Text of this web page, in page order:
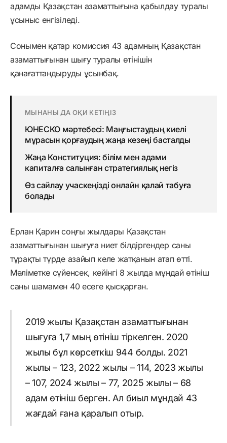
адамды Қазақстан азаматтығына қабылдау туралы
ұсыныс енгізіледі.
Сонымен қатар комиссия 43 адамның Қазақстан
азаматтығынан шығу туралы өтінішін
қанағаттандыруды ұсынбақ.
МЫНАНЫ ДА ОҚИ КЕТІҢІЗ
ЮНЕСКО мәртебесі: Маңғыстаудың киелі
мұрасын қорғаудың жаңа кезеңі басталды
Жаңа Конституция: білім мен адами
капиталға салынған стратегиялық негіз
Өз сайлау учаскеңізді онлайн қалай табуға
болады
Ерлан Қарин соңғы жылдары Қазақстан
азаматтығынан шығуға ниет білдіргендер саны
тұрақты түрде азайып келе жатқанын атап өтті.
Мәліметке сүйенсек, кейінгі 8 жылда мұндай өтініш
саны шамамен 40 есеге қысқарған.
2019 жылы Қазақстан азаматтығынан
шығуға 1,7 мың өтініш тіркелген. 2020
жылы бұл көрсеткіш 944 болды. 2021
жылы – 123, 2022 жылы – 114, 2023 жылы
– 107, 2024 жылы – 77, 2025 жылы – 68
адам өтініш берген. Ал биыл мұндай 43
жағдай ғана қаралып отыр.